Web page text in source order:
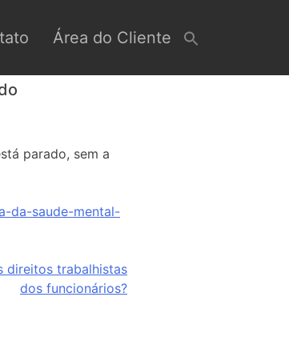
Área do Cliente
parado, sem a
da-saude-mental-
direitos trabalhistas
dos funcionários?